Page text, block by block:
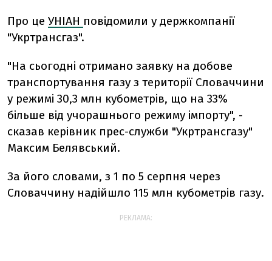
Про це УНІАН повідомили у держкомпанії
"Укртрансгаз".
"На сьогодні отримано заявку на добове
транспортування газу з території Словаччини
у режимі 30,3 млн кубометрів, що на 33%
більше від учорашнього режиму імпорту", -
сказав керівник прес-служби "Укртрансгазу"
Максим Белявський.
За його словами, з 1 по 5 серпня через
Словаччину надійшло 115 млн кубометрів газу.
РЕКЛАМА: